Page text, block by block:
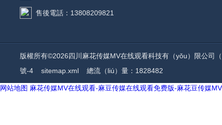
售後電話：13808209821
版權所有©2026四川麻花传媒MV在线观看科技有（yǒu）限公
號-4
sitemap.xml 總流（liú）量：1828482
网站地图 麻花传媒MV在线观看-麻豆传媒在线观看免费版-麻花豆传媒